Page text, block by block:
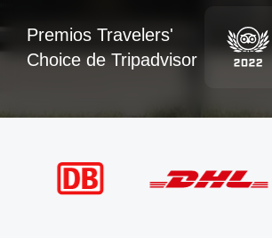
Premios Travelers'
Choice de Tripadvisor